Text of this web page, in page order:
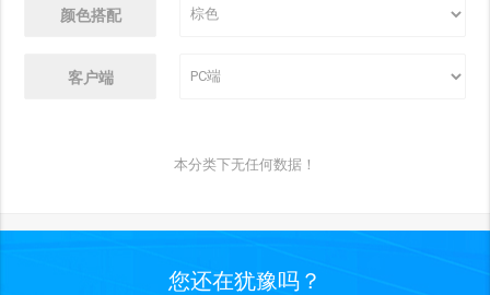
颜色搭配
客户端
本分类下无任何数据！
您还在犹豫吗？